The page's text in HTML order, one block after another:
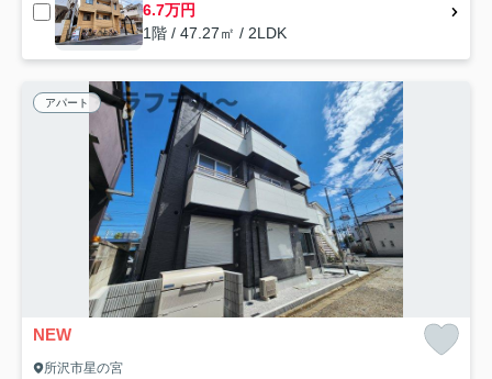
6.7万円
1階 / 47.27㎡ / 2LDK
アパート
NEW
所沢市星の宮